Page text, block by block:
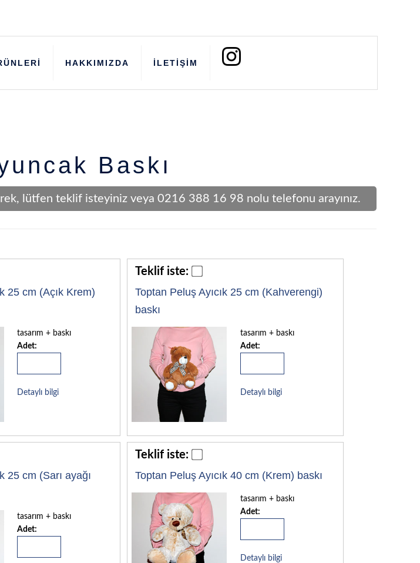
HAKKIMIZDA İLETİŞİM
Baskı
lütfen teklif isteyiniz veya 0216 388 16 98 nolu telefonu arayınız.
25 cm (Açık Krem)
tasarım + baskı
Adet:
Detaylı bilgi
Teklif iste:
Toptan Peluş Ayıcık 25 cm (Kahverengi)
baskı
tasarım + baskı
Adet:
Detaylı bilgi
25 cm (Sarı ayağı
tasarım + baskı
Adet:
Teklif iste:
Toptan Peluş Ayıcık 40 cm (Krem) baskı
tasarım + baskı
Adet:
Detaylı bilgi